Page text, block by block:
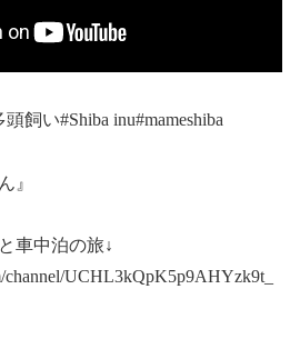
飼い#Shiba inu#mameshiba
』
車中泊の旅↓
channel/UCHL3kQpK5p9AHYzk9t_